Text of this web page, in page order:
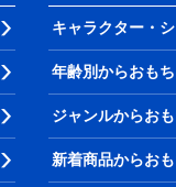
キャラクター・
年齢別からおも
ジャンルからお
新着商品からお